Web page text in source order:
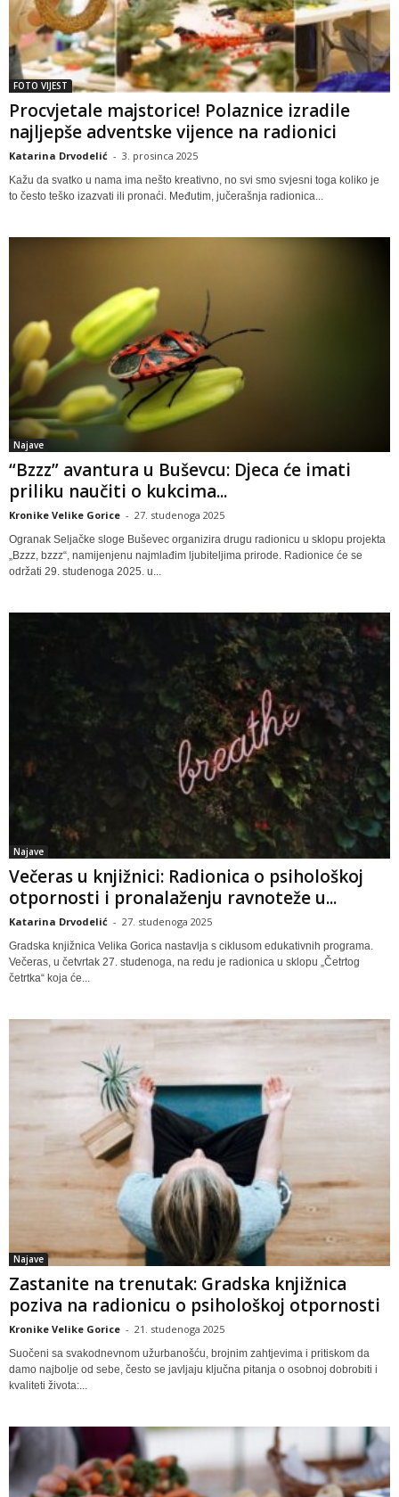
FOTO VIJEST
Procvjetale majstorice! Polaznice izradile
najljepše adventske vijence na radionici
Katarina Drvodelić - 3. prosinca 2025
Kažu da svatko u nama ima nešto kreativno, no svi smo svjesni toga koliko je
to često teško izazvati ili pronaći. Međutim, jučerašnja radionica...
Najave
“Bzzz” avantura u Buševcu: Djeca će imati
priliku naučiti o kukcima...
Kronike Velike Gorice - 27. studenoga 2025
Ogranak Seljačke sloge Buševec organizira drugu radionicu u sklopu projekta
„Bzzz, bzzz“, namijenjenu najmlađim ljubiteljima prirode. Radionice će se
održati 29. studenoga 2025. u...
Najave
Večeras u knjižnici: Radionica o psihološkoj
otpornosti i pronalaženju ravnoteže u...
Katarina Drvodelić - 27. studenoga 2025
Gradska knjižnica Velika Gorica nastavlja s ciklusom edukativnih programa.
Večeras, u četvrtak 27. studenoga, na redu je radionica u sklopu „Četrtog
četrtka“ koja će...
Najave
Zastanite na trenutak: Gradska knjižnica
poziva na radionicu o psihološkoj otpornosti
Kronike Velike Gorice - 21. studenoga 2025
Suočeni sa svakodnevnom užurbanošću, brojnim zahtjevima i pritiskom da
damo najbolje od sebe, često se javljaju ključna pitanja o osobnoj dobrobiti i
kvaliteti života:...